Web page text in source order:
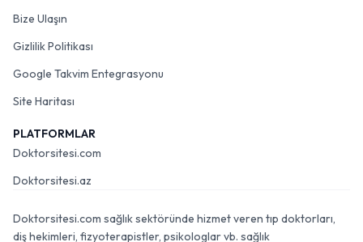
Bize Ulaşın
Gizlilik Politikası
Google Takvim Entegrasyonu
Site Haritası
PLATFORMLAR
Doktorsitesi.com
Doktorsitesi.az
Doktorsitesi.com sağlık sektöründe hizmet veren tıp doktorları,
diş hekimleri, fizyoterapistler, psikologlar vb. sağlık